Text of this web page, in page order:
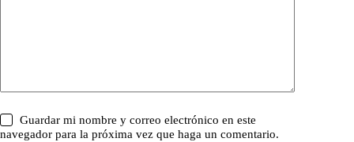
Guardar mi nombre y correo electrónico en este
navegador para la próxima vez que haga un comentario.